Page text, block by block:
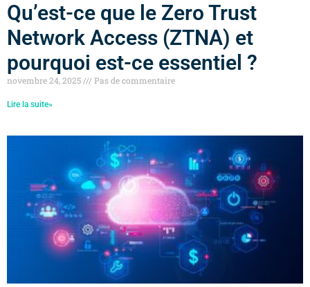
Qu’est-ce que le Zero Trust
Network Access (ZTNA) et
pourquoi est-ce essentiel ?
novembre 24, 2025 Pas de commentaire
Lire la suite»